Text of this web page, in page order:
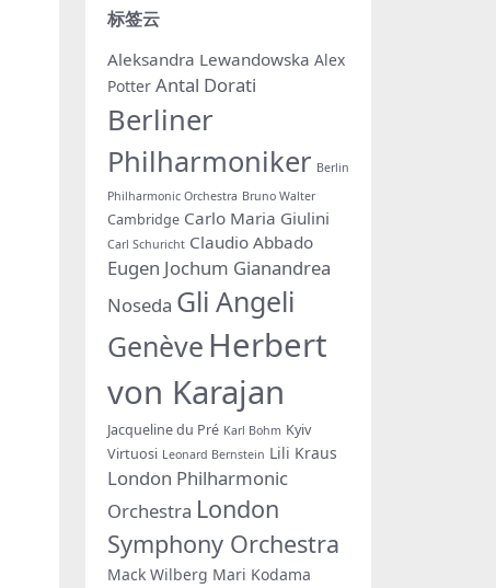
标签云
Aleksandra Lewandowska Alex
Potter Antal Dorati
Berliner
Philharmoniker Berlin
Philharmonic Orchestra Bruno Walter
Cambridge Carlo Maria Giulini
Carl Schuricht Claudio Abbado
Eugen Jochum Gianandrea
Noseda Gli Angeli
Genève Herbert
von Karajan
Jacqueline du Pré Karl Bohm Kyiv
Virtuosi Leonard Bernstein Lili Kraus
London Philharmonic
Orchestra London
Symphony Orchestra
Mack Wilberg Mari Kodama